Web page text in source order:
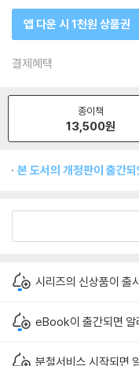
앱 다운 시 1천원 상품권
결제혜택
종이책
13,500원
본 도서의 개정판이 출간
시리즈의 신상품이 출
eBook이 출간되면 알
분철서비스 시작되면